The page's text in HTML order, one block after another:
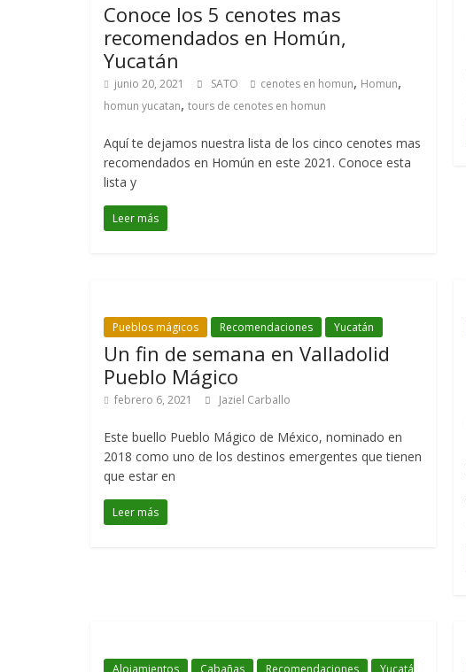
Conoce los 5 cenotes mas
recomendados en Homún,
Yucatán
junio 20, 2021 SATO cenotes en homun, Homun,
homun yucatan, tours de cenotes en homun
Aquí te dejamos nuestra lista de los cinco cenotes mas
recomendados en Homún en este 2021. Conoce esta
lista y
Leer más
Pueblos mágicos Recomendaciones Yucatán
Un fin de semana en Valladolid
Pueblo Mágico
febrero 6, 2021 Jaziel Carballo
Este buello Pueblo Mágico de México, nominado en
2018 como uno de los destinos emergentes que tienen
que estar en
Leer más